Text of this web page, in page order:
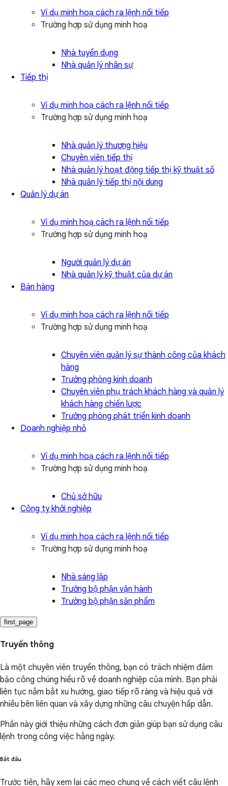
Ví dụ minh hoạ cách ra lệnh nối tiếp
Trường hợp sử dụng minh hoạ
Nhà tuyển dụng
Nhà quản lý nhân sự
Tiếp thị
Ví dụ minh hoạ cách ra lệnh nối tiếp
Trường hợp sử dụng minh hoạ
Nhà quản lý thương hiệu
Chuyên viên tiếp thị
Nhà quản lý hoạt động tiếp thị kỹ thuật số
Nhà quản lý tiếp thị nội dung
Quản lý dự án
Ví dụ minh hoạ cách ra lệnh nối tiếp
Trường hợp sử dụng minh hoạ
Người quản lý dự án
Nhà quản lý kỹ thuật của dự án
Bán hàng
Ví dụ minh hoạ cách ra lệnh nối tiếp
Trường hợp sử dụng minh hoạ
Chuyên viên quản lý sự thành công của khách
hàng
Trưởng phòng kinh doanh
Chuyên viên phụ trách khách hàng và quản lý
khách hàng chiến lược
Trưởng phòng phát triển kinh doanh
Doanh nghiệp nhỏ
Ví dụ minh hoạ cách ra lệnh nối tiếp
Trường hợp sử dụng minh hoạ
Chủ sở hữu
Công ty khởi nghiệp
Ví dụ minh hoạ cách ra lệnh nối tiếp
Trường hợp sử dụng minh hoạ
Nhà sáng lập
Trưởng bộ phận vận hành
Trưởng bộ phận sản phẩm
first_page
Truyền thông
Là một chuyên viên truyền thông, bạn có trách nhiệm đảm
bảo công chúng hiểu rõ về doanh nghiệp của mình. Bạn phải
liên tục nắm bắt xu hướng, giao tiếp rõ ràng và hiệu quả với
nhiều bên liên quan và xây dựng những câu chuyện hấp dẫn.
Phần này giới thiệu những cách đơn giản giúp bạn sử dụng câu
lệnh trong công việc hằng ngày.
Bắt đầu
Trước tiên, hãy xem lại các mẹo chung về cách viết câu lệnh